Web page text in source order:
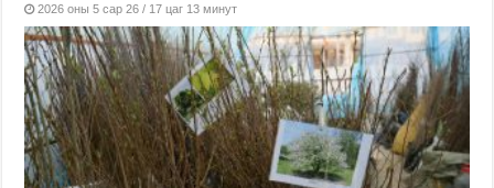
2026 оны 5 сар 26 / 17 цаг 13 минут